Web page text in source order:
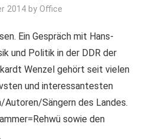
2014 byOffice
Ein Gespräch mit Hans-
und Politik in der DDR der
Wenzel gehört seit vielen
und interessantesten
Sängern des Landes.
sowie den